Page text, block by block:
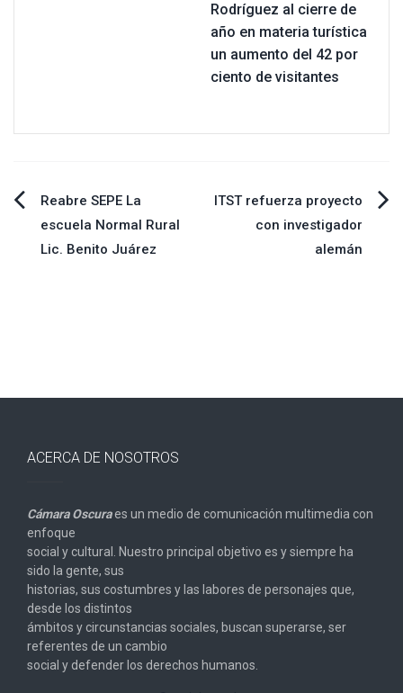
Rodríguez al cierre de
año en materia turística
un aumento del 42 por
ciento de visitantes
Navegación
de
Reabre SEPE La
escuela Normal Rural
Lic. Benito Juárez
ITST refuerza proyecto
con investigador
alemán
ACERCA DE NOSOTROS
Cámara Oscuraes un medio de comunicación multimedia con
enfoque
social y cultural. Nuestro principal objetivo es y siempre ha
sido la gente, sus
historias, sus costumbres y las labores de personajes que,
desde los distintos
ámbitos y circunstancias sociales, buscan superarse, ser
referentes de un cambio
social y defender los derechos humanos.